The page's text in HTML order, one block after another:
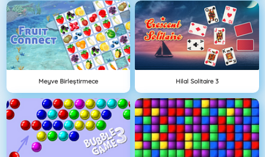
Meyve Birleştirmece Hilal Solitaire 3